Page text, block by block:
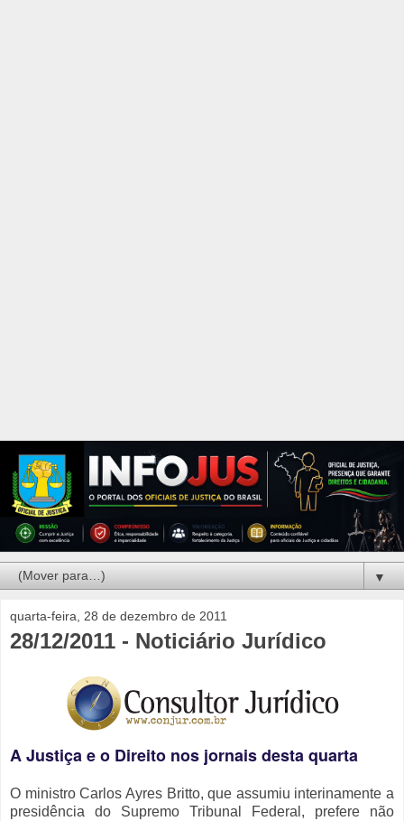
▼
quarta-feira, 28 de dezembro de 2011
28/12/2011 - Noticiário Jurídico
A Justiça e o Direito nos jornais desta quarta
O ministro Carlos Ayres Britto, que assumiu interinamente a
presidência do Supremo Tribunal Federal, prefere não